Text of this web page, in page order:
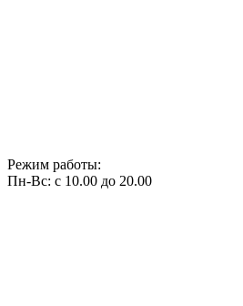
Режим работы:
Пн-Вс: с 10.00 до 20.00